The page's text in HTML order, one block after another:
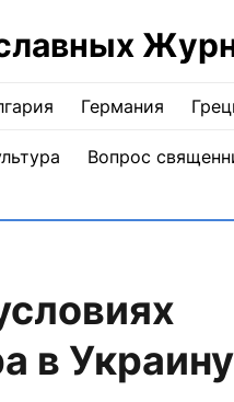
Германия
Вопрос
в Украину